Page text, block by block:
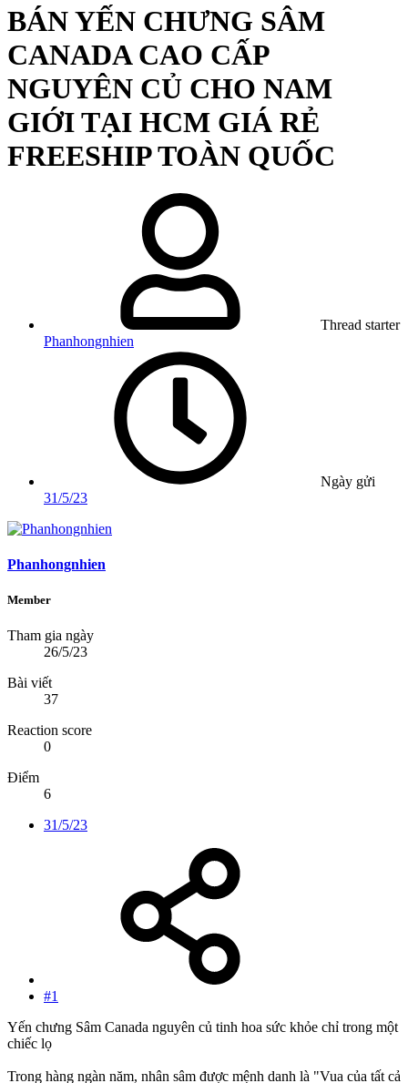
BÁN YẾN CHƯNG SÂM
CANADA CAO CẤP
NGUYÊN CỦ CHO NAM
GIỚI TẠI HCM GIÁ RẺ
FREESHIP TOÀN QUỐC
Thread starter
Phanhongnhien
Ngày gửi
31/5/23
Phanhongnhien
Member
Tham gia ngày
26/5/23
Bài viết
37
Reaction score
0
Điểm
6
31/5/23
#1
Yến chưng Sâm Canada nguyên củ tinh hoa sức khỏe chỉ trong một
chiếc lọ
Trong hàng ngàn năm, nhân sâm được mệnh danh là "Vua của tất cả